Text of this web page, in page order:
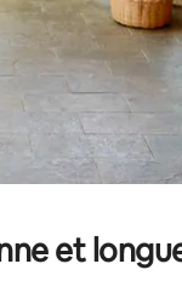
et